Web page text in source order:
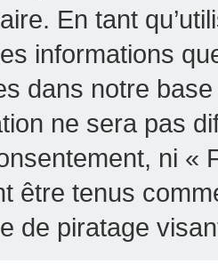
En tant
informations
dans notre
ne sera pas
ni «
être tenus
de piratage